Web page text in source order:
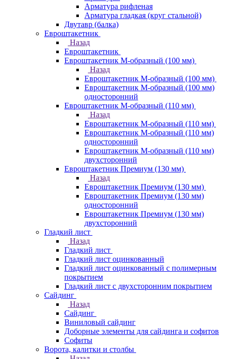
Арматура рифленая
Арматура гладкая (круг стальной)
Двутавр (балка)
Евроштакетник
Назад
Евроштакетник
Евроштакетник М-образный (100 мм)
Назад
Евроштакетник М-образный (100 мм)
Евроштакетник М-образный (100 мм)
односторонний
Евроштакетник М-образный (110 мм)
Назад
Евроштакетник М-образный (110 мм)
Евроштакетник М-образный (110 мм)
односторонний
Евроштакетник М-образный (110 мм)
двухсторонний
Евроштакетник Премиум (130 мм)
Назад
Евроштакетник Премиум (130 мм)
Евроштакетник Премиум (130 мм)
односторонний
Евроштакетник Премиум (130 мм)
двухсторонний
Гладкий лист
Назад
Гладкий лист
Гладкий лист оцинкованный
Гладкий лист оцинкованный с полимерным
покрытием
Гладкий лист с двухсторонним покрытием
Сайдинг
Назад
Сайдинг
Виниловый сайдинг
Доборные элементы для сайдинга и софитов
Софиты
Ворота, калитки и столбы